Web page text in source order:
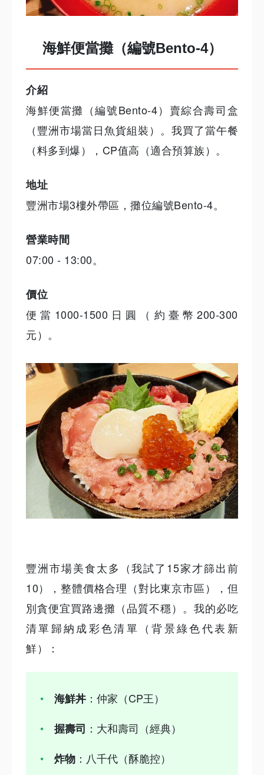
海鮮便當攤（編號Bento-4）
介紹
海鮮便當攤（編號Bento-4）賣綜合壽司盒
（豐洲市場當日魚貨組裝）。我買了當午餐
（料多到爆），CP值高（適合預算族）。
地址
豐洲市場3樓外帶區，攤位編號Bento-4。
營業時間
07:00 - 13:00。
價位
便當1000-1500日圓（約臺幣200-300
元）。
豐洲市場美食太多（我試了15家才篩出前
10），整體價格合理（對比東京市區），但
別貪便宜買路邊攤（品質不穩）。我的必吃
清單歸納成彩色清單（背景綠色代表新
鮮）：
海鮮丼 ：仲家（CP王）
握壽司 ：大和壽司（經典）
炸物 ：八千代（酥脆控）